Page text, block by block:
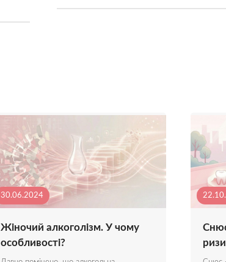
30.06.2024
Жіночий алкоголізм. У чому
особливості?